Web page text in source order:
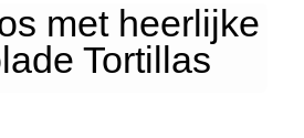
met heerlijke
Tortillas